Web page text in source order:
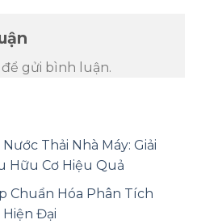
để gửi bình luận.
Thải Nhà Máy: Giải
Hữu Cơ Hiệu Quả
Chuẩn Hóa Phân Tích
Đại